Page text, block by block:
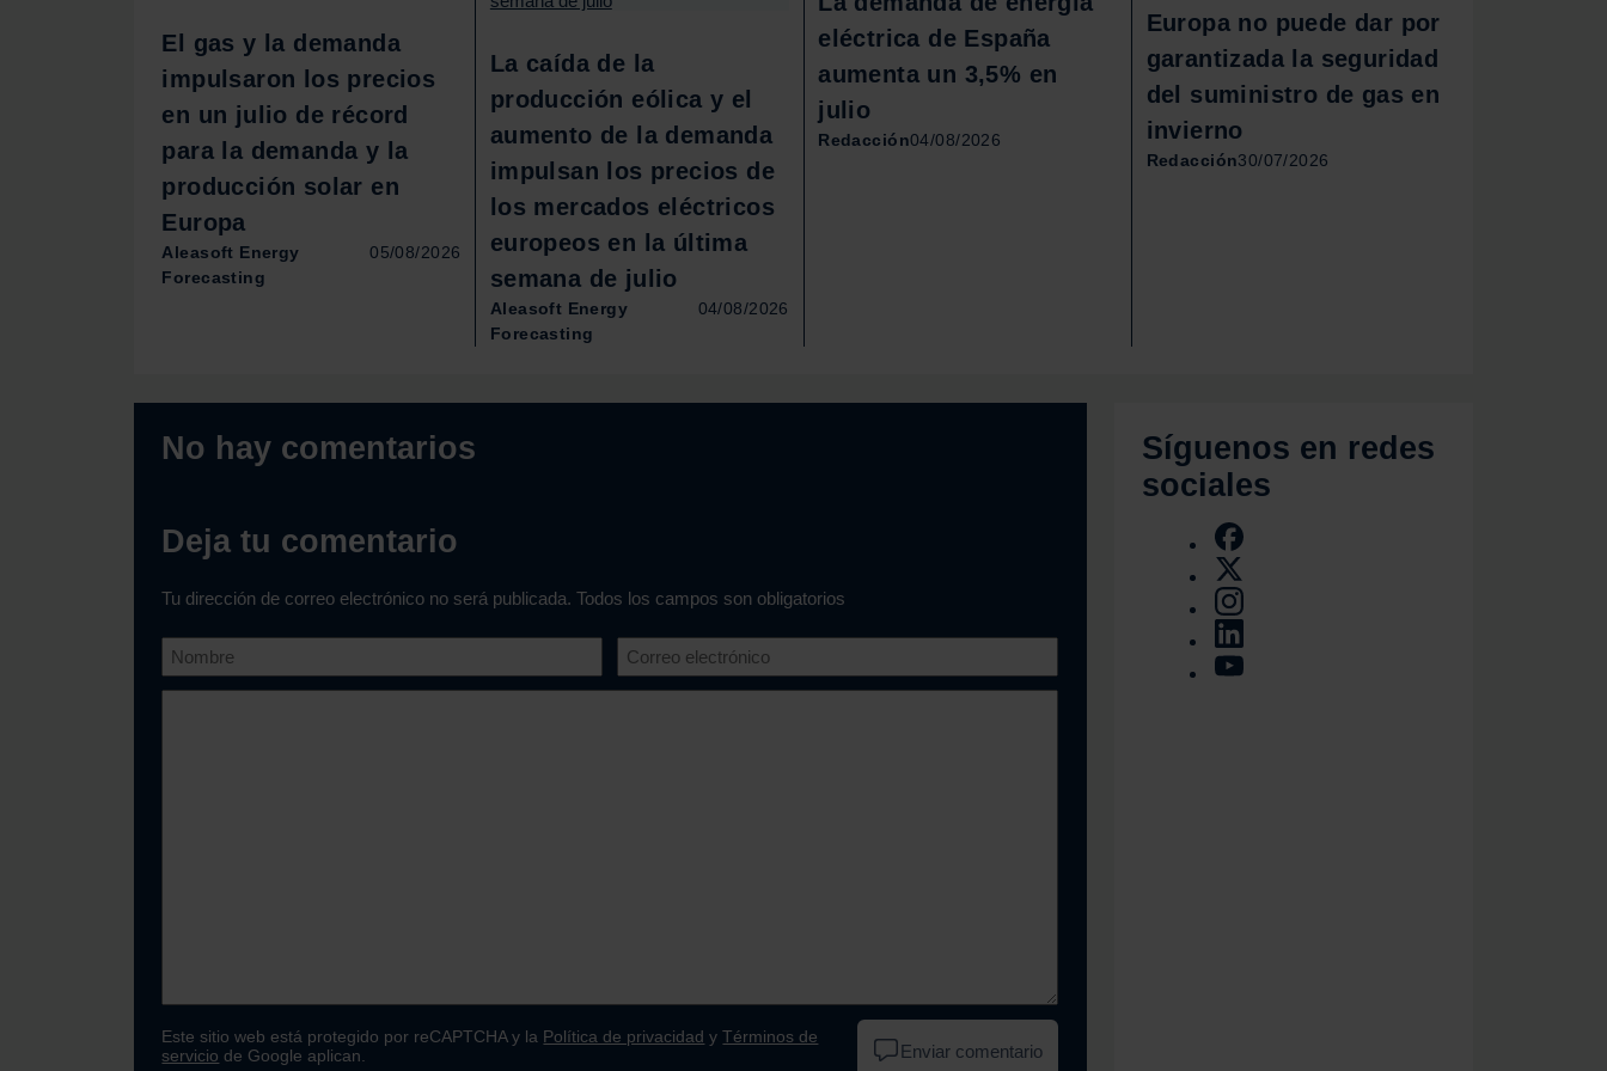
El gas y la demanda
impulsaron los precios
en un julio de récord
para la demanda y la
producción solar en
Europa
Aleasoft Energy
Forecasting
05/08/2026
La caída de la
producción eólica y el
aumento de la demanda
impulsan los precios de
los mercados eléctricos
europeos en la última
semana de julio
Aleasoft Energy
Forecasting
04/08/2026
eléctrica de España
aumenta un 3,5% en
julio
Redacción04/08/2026
Europa no puede dar por
garantizada la seguridad
del suministro de gas en
invierno
Redacción30/07/2026
No hay comentarios
Deja tu comentario
Tu dirección de correo electrónico no será publicada. Todos los campos son obligatorios
Este sitio web está protegido por reCAPTCHA y la Política de privacidad yTérminos de
servicio de Google aplican. Enviar comentario
Síguenos en redes
sociales